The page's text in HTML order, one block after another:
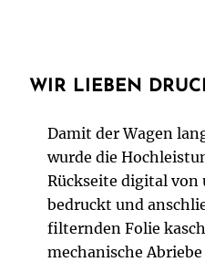
WIR LIEBEN
Damit der Wagen
wurde die
Rückseite digital von
bedruckt und
filternden Folie
mechanische